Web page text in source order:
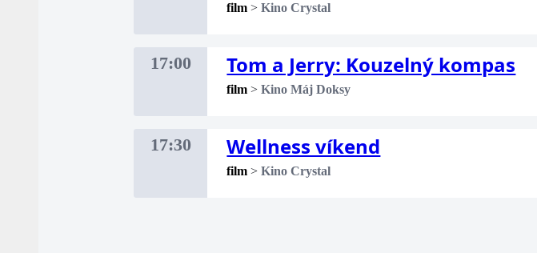
film >Kino Crystal
17:00 Tom a Jerry: Kouzelný kompas
film >Kino Máj Doksy
17:30 Wellness víkend
film >Kino Crystal